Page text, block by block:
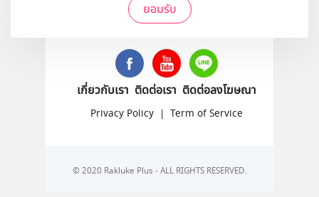
ยอมรับ
ติดตามเราได้ที่
เกี่ยวกับเรา ติดต่อเรา ติดต่อลงโฆษณา
Privacy Policy | Term of Service
© 2020 Rakluke Plus - ALL RIGHTS RESERVED.